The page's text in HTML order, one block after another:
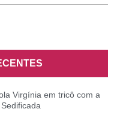
Virgínia em tricô com a
Sedificada